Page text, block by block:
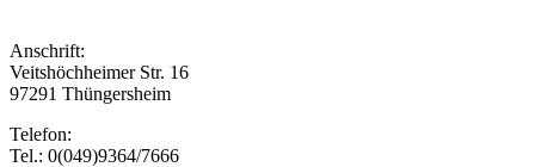
Anschrift:
Veitshöchheimer Str. 16
97291 Thüngersheim
Telefon:
Tel.: 0(049)9364/7666